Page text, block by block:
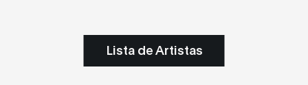
Lista de Artistas